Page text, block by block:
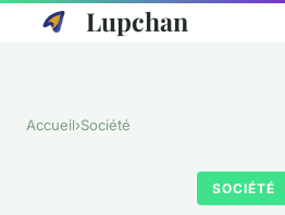
Lupchan
Accueil›Société
SOCIÉTÉ